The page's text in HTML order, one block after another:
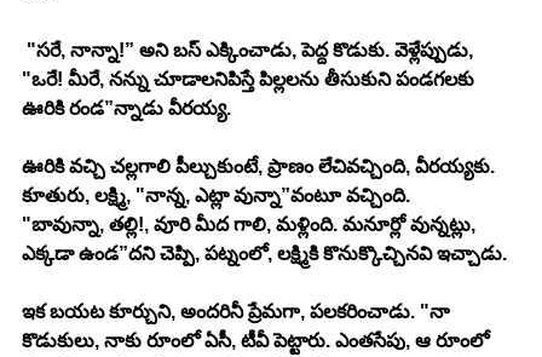
"సరే, నాన్నా!” అని బస్ ఎక్కించాడు, పెద్ద కొడుకు. వెళ్లేప్పుడు,
"ఒరే! మీరే, నన్ను చూడాలనిపిస్తే పిల్లలను తీసుకుని పండగలకు
ఊరికి రండ”న్నాడు వీరయ్య.
ఊరికి వచ్చి చల్లగాలి పీల్చుకుంటే, ప్రాణం లేచివచ్చింది, వీరయ్యకు.
కూతురు, లక్ష్మి, "నాన్న, ఎట్లా వున్నా”వంటూ వచ్చింది.
"బావున్నా, తల్లి!, వూరి మీద గాలి, మళ్లింది. మనూర్లో వున్నట్లు,
ఎక్కడా ఉండ”దని చెప్పి, పట్నంలో, లక్ష్మికి కొనుక్కొచ్చినవి ఇచ్చాడు.
ఇక బయట కూర్చుని, అందరినీ ప్రేమగా, పలకరించాడు. "నా
కొడుకులు, నాకు రూంలో ఏసీ, టీవీ పెట్టారు. ఎంతసేపు, ఆ రూంలో